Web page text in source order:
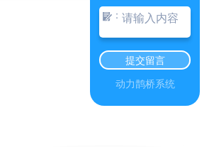
：
提交留言
动力鹊桥系统